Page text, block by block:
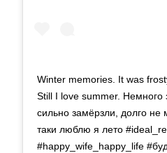
Winter memories. It was
Still I love summer. Немного
сильно замёрзли, долго не
таки люблю я лето
#happy_wife_happy_life